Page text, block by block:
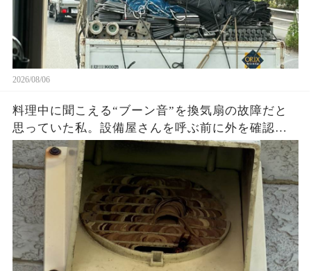
2026/08/06
料理中に聞こえる“ブーン音”を換気扇の故障だと
思っていた私。設備屋さんを呼ぶ前に外を確認し
た瞬間、家の壁にあった想像外の正体に絶句…放
置していたら大変なことになっていたかもしれな
い